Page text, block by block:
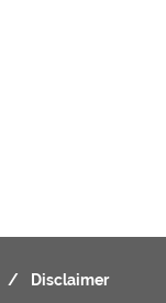
Disclaimer